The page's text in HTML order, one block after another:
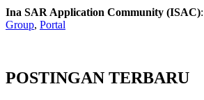
Ina SAR Application Community (ISAC):
Group, Portal
POSTINGAN TERBARU